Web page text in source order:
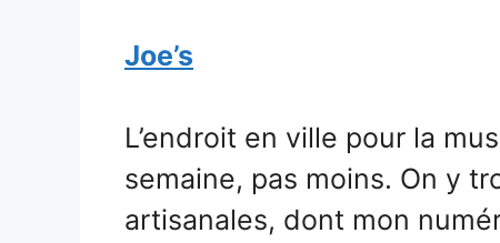
Joe’s
L’endroit en ville pour la
semaine, pas moins. On y
artisanales, dont mon